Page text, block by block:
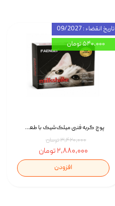
پوچ گربه فنبی میلک‌شیک با طعم مرغ Faenbei Cat Milk Shake Pouch بسته 12 عددی
۳,۴۲۰,۰۰۰ تومان
۲,۸۸۰,۰۰۰ تومان
افزودن
تاریخ انقضاء : 09/2027
۵۴۰,۰۰۰ تومان